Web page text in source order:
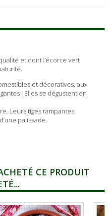
et dont l’écorce vert
et décoratives, aux
! Elles se dégustent en
Leurs tiges rampantes
palissade.
CE PRODUIT